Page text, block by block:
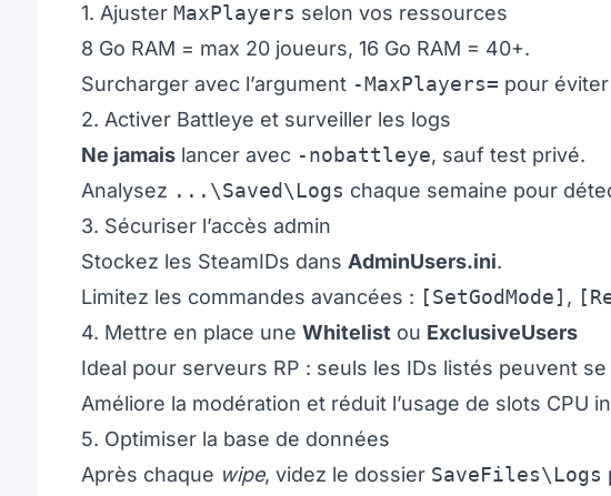
1. Ajuster MaxPlayers selon vos ressources
8 Go RAM = max 20 joueurs, 16 Go RAM = 40+.
Surcharger avec l’argument -MaxPlayers= pour
2. Activer Battleye et surveiller les logs
Ne jamais lancer avec -nobattleye, sauf test privé.
Analysez ...\Saved\Logs chaque semaine pour
3. Sécuriser l’accès admin
Stockez les SteamIDs dans AdminUsers.ini.
Limitez les commandes avancées : [SetGodMode] ,
4. Mettre en place une Whitelist ou ExclusiveUsers
Ideal pour serveurs RP : seuls les IDs listés peuvent
Améliore la modération et réduit l’usage de slots CPU
5. Optimiser la base de données
Après chaque wipe, videz le dossier SaveFiles\Logs